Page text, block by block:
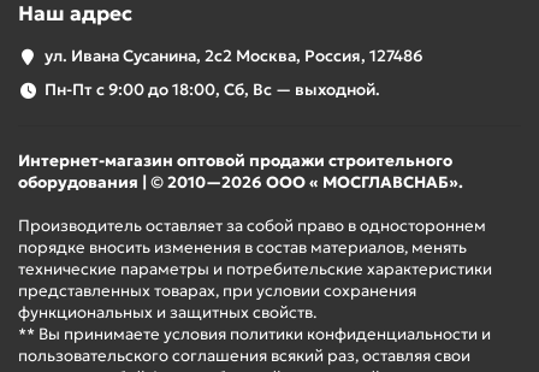
Наш адрес
ул. Ивана Сусанина, 2с2 Москва, Россия, 127486
Пн-Пт с 9:00 до 18:00, Сб, Вс — выходной.
Интернет-магазин оптовой продажи строительного
оборудования | © 2010—2026 ООО « МОСГЛАВСНАБ».
Производитель оставляет за собой право в одностороннем
порядке вносить изменения в состав материалов, менять
технические параметры и потребительские характеристики
представленных товарах, при условии сохранения
функциональных и защитных свойств.
** Вы принимаете условия политики конфиденциальности и
пользовательского соглашения всякий раз, оставляя свои